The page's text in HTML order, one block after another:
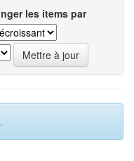
les items par